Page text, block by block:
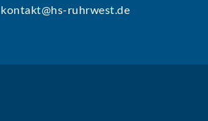
kontakt@hs-ruhrwest.de